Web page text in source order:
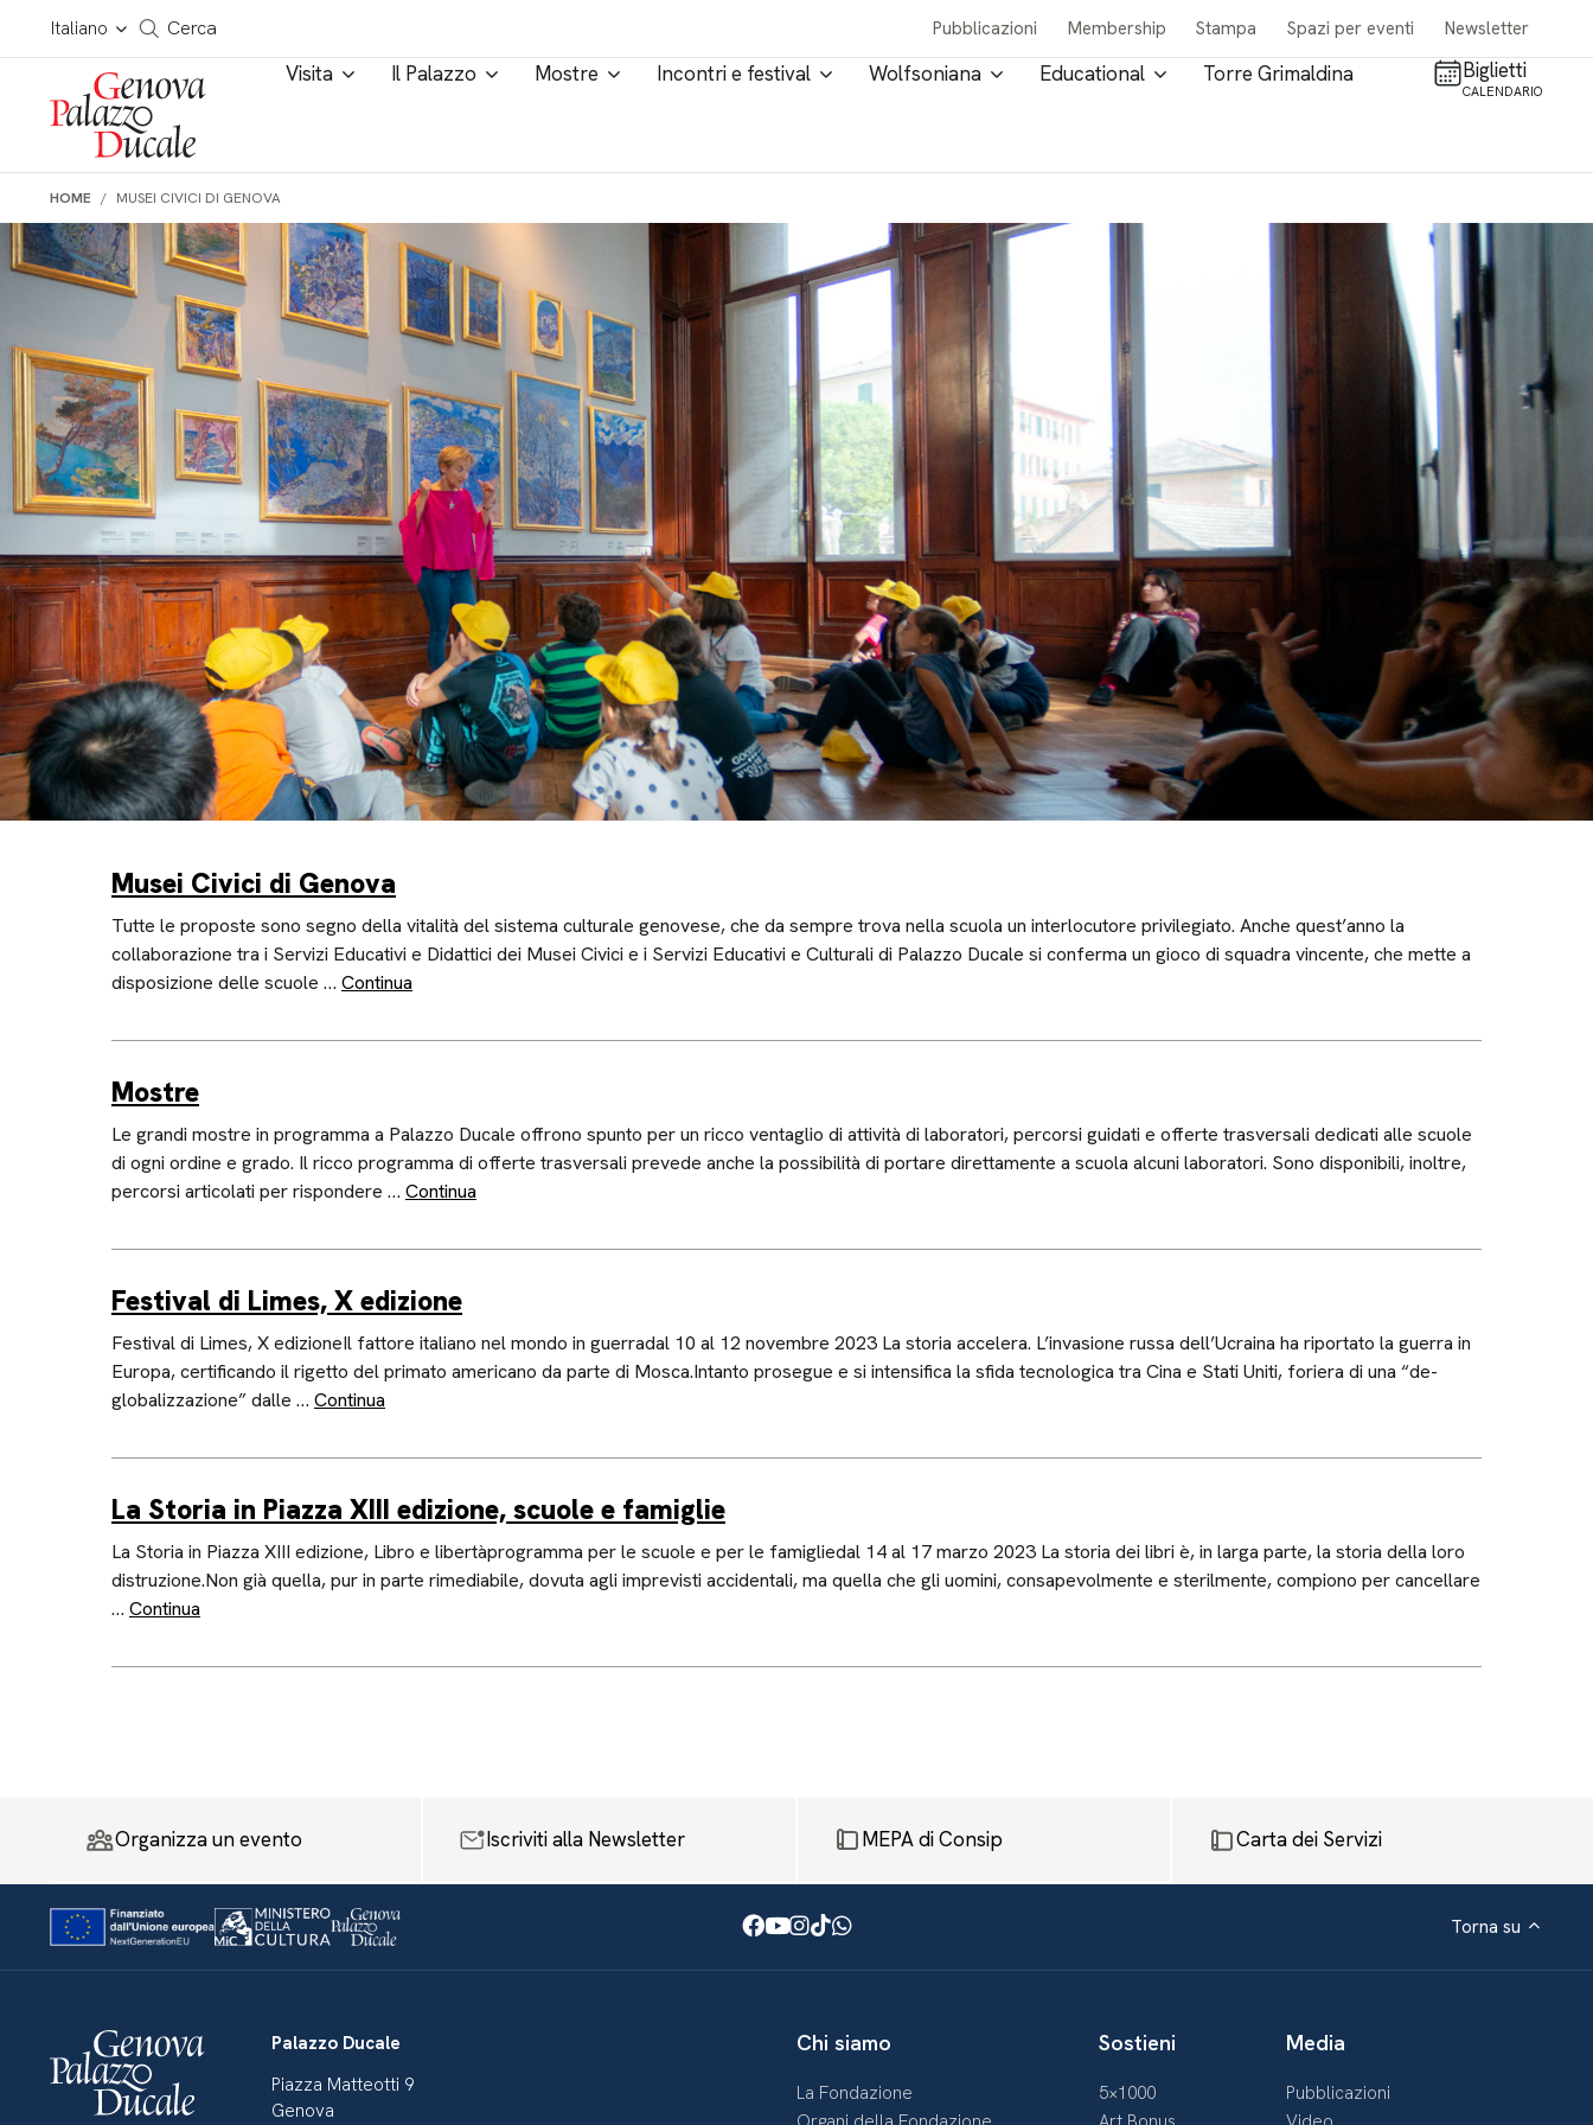
Salta al contenuto
Italiano
Cerca in tutto il sito
Cerca Pubblicazioni Membership Stampa Spazi per eventi Newsletter
Visita Il Palazzo Mostre Incontri e festival Wolfsoniana Educational Torre Grimaldina Biglietti
CALENDARIO
HOME MUSEI CIVICI DI GENOVA
Musei Civici di Genova
Tutte le proposte sono segno della vitalità del sistema culturale genovese, che da sempre trova nella scuola un interlocutore privilegiato. Anche quest’anno la
collaborazione tra i Servizi Educativi e Didattici dei Musei Civici e i Servizi Educativi e Culturali di Palazzo Ducale si conferma un gioco di squadra vincente, che mette a
disposizione delle scuole … Continua
Mostre
Le grandi mostre in programma a Palazzo Ducale offrono spunto per un ricco ventaglio di attività di laboratori, percorsi guidati e offerte trasversali dedicati alle scuole
di ogni ordine e grado. Il ricco programma di offerte trasversali prevede anche la possibilità di portare direttamente a scuola alcuni laboratori. Sono disponibili, inoltre,
percorsi articolati per rispondere … Continua
Festival di Limes, X edizione
Festival di Limes, X edizioneIl fattore italiano nel mondo in guerradal 10 al 12 novembre 2023 La storia accelera. L’invasione russa dell’Ucraina ha riportato la guerra in
Europa, certificando il rigetto del primato americano da parte di Mosca.Intanto prosegue e si intensifica la sfida tecnologica tra Cina e Stati Uniti, foriera di una “de-
globalizzazione” dalle … Continua
La Storia in Piazza XIII edizione, scuole e famiglie
La Storia in Piazza XIII edizione, Libro e libertàprogramma per le scuole e per le famigliedal 14 al 17 marzo 2023 La storia dei libri è, in larga parte, la storia della loro
distruzione.Non già quella, pur in parte rimediabile, dovuta agli imprevisti accidentali, ma quella che gli uomini, consapevolmente e sterilmente, compiono per cancellare
… Continua
Organizza un evento Iscriviti alla Newsletter MEPA di Consip Carta dei Servizi
Facebook
Youtube
Instagram
TikTok
WhatsApp Torna su
Palazzo Ducale
Piazza Matteotti 9
Genova
Chi siamo
La Fondazione
Sostieni
5×1000
Media
Pubblicazioni